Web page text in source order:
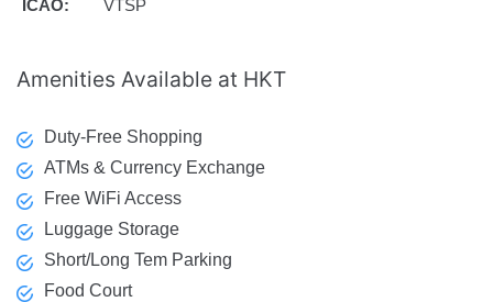
ICAO: VTSP
Amenities Available at HKT
Duty-Free Shopping
ATMs & Currency Exchange
Free WiFi Access
Luggage Storage
Short/Long Tem Parking
Food Court